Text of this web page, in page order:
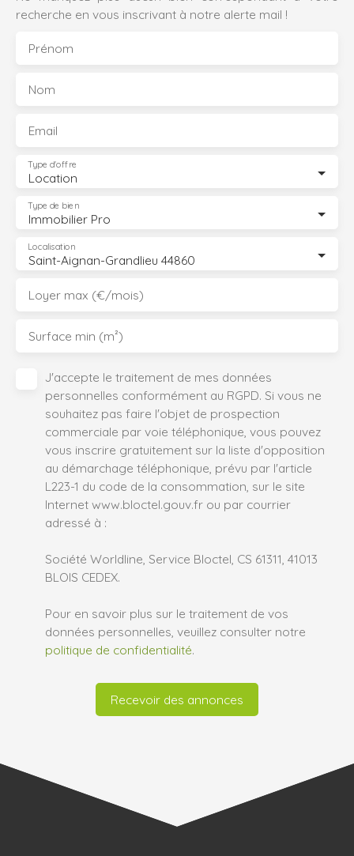
recherche en vous inscrivant à notre alerte mail !
Prénom
Nom
Email
Location
Type d'offre
Immobilier Pro
Type de bien
Saint-Aignan-Grandlieu 44860
Localisation
Loyer max (€/mois)
Surface min (m²)
J'accepte le traitement de mes données
personnelles conformément au RGPD. Si vous ne
souhaitez pas faire l'objet de prospection
commerciale par voie téléphonique, vous pouvez
vous inscrire gratuitement sur la liste d'opposition
au démarchage téléphonique, prévu par l'article
L223-1 du code de la consommation, sur le site
Internet www.bloctel.gouv.fr ou par courrier
adressé à :
Société Worldline, Service Bloctel, CS 61311, 41013
BLOIS CEDEX.
Pour en savoir plus sur le traitement de vos
données personnelles, veuillez consulter notre
politique de confidentialité.
Recevoir des annonces